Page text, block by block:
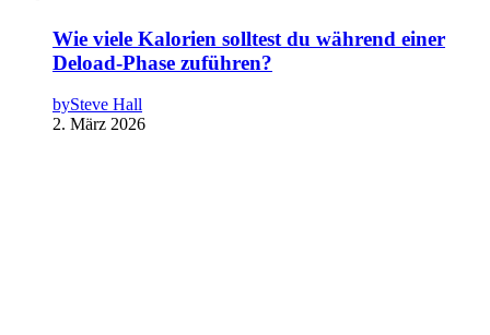
Wie viele Kalorien solltest du während einer
Deload-Phase zuführen?
bySteve Hall
2. März 2026